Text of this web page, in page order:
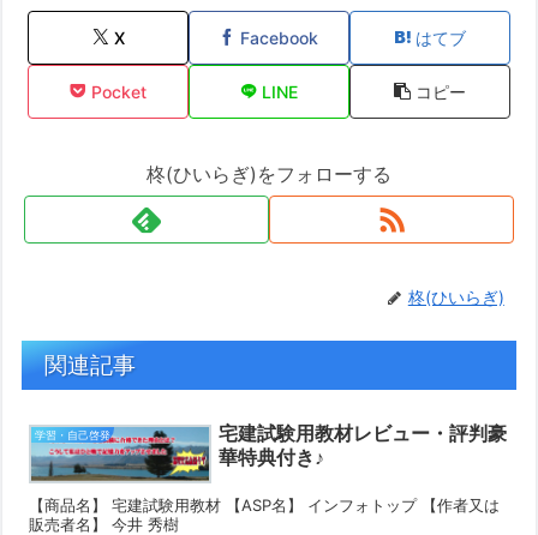
X Facebook はてブ
Pocket LINE コピー
柊(ひいらぎ)をフォローする
柊(ひいらぎ)
関連記事
学習・自己啓発
宅建試験用教材レビュー・評判豪
華特典付き♪
【商品名】 宅建試験用教材 【ASP名】 インフォトップ 【作者又は
販売者名】 今井 秀樹